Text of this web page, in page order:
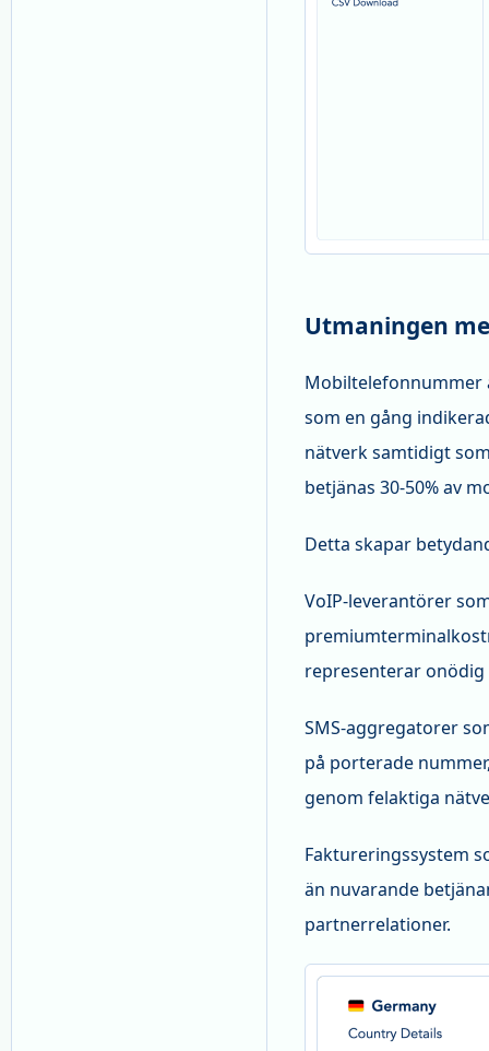
Utmaningen
Mobiltelefonnummer
som en gång
nätverk samtidigt
betjänas 30-50% av
Detta skapar
VoIP-leverantörer
representerar
SMS-aggregatorer
på porterade
genom felaktiga
Faktureringssystem
än nuvarande
partnerrelationer.